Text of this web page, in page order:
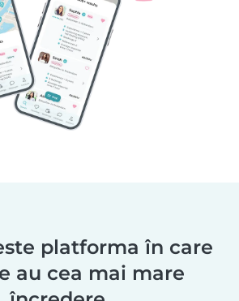
platforma în care
au cea mai mare